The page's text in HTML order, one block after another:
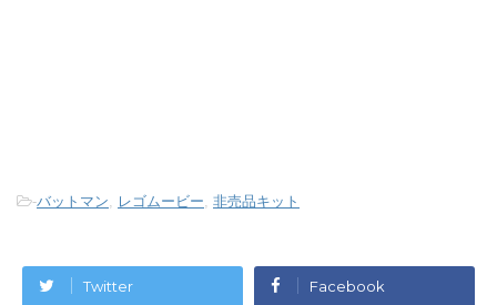
-バットマン レゴムービー 非売品キット
Twitter Facebook